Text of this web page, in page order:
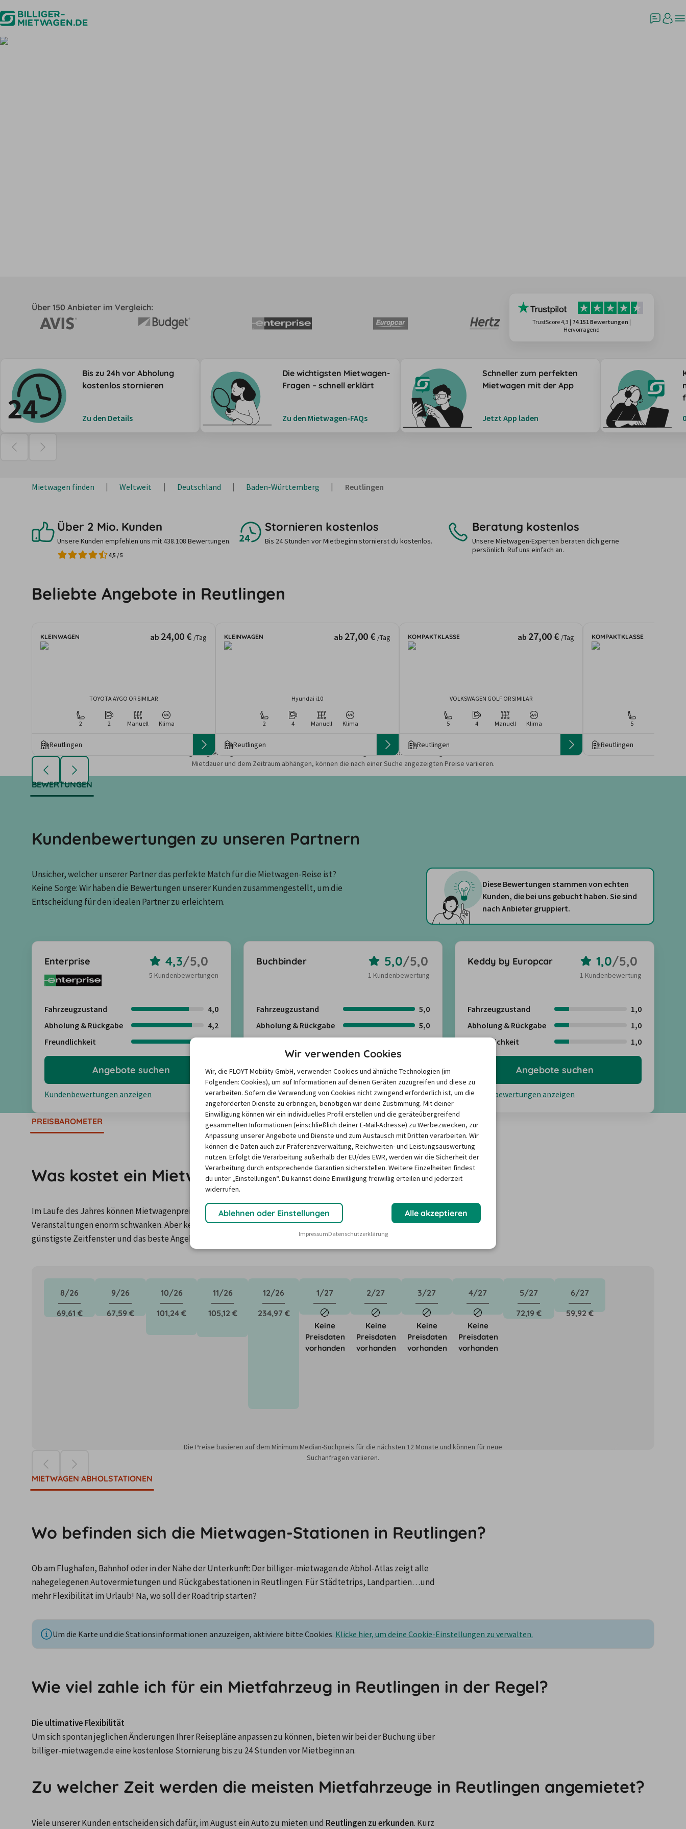
Über 150 Anbieter im Vergleich:
TrustScore 4,3 | 74.151 Bewertungen |
Hervorragend
Bis zu 24h vor Abholung
kostenlos stornieren
Zu den Details
Die wichtigsten Mietwagen-
Fragen – schnell erklärt
Zu den Mietwagen-FAQs
Schneller zum perfekten
Mietwagen mit der App
Jetzt App laden
Mietwagen finden Weltweit Deutschland Baden-Württemberg Reutlingen
Über 2 Mio. Kunden
Unsere Kunden empfehlen uns mit 438.108 Bewertungen.
4,5 /5
Stornieren kostenlos
Bis 24 Stunden vor Mietbeginn stornierst du kostenlos.
Beratung kostenlos
Unsere Mietwagen-Experten beraten dich gerne
persönlich. Ruf uns einfach an.
Beliebte Angebote in Reutlingen
KLEINWAGEN ab 24,00 € /Tag
TOYOTA AYGO OR SIMILAR
2 2 Manuell Klima
Reutlingen
KLEINWAGEN ab 27,00 € /Tag
Hyundai i10
2 4 Manuell Klima
Reutlingen
KOMPAKTKLASSE ab 27,00 € /Tag
VOLKSWAGEN GOLF OR SIMILAR
5 4 Manuell Klima
Reutlingen
KOMPAKTKLASSE
5
Reutlingen
Die angezeigten Angebote und Preise basieren auf den Suchergebnissen der letzten Tage. Da die Preise von der
Mietdauer und dem Zeitraum abhängen, können die nach einer Suche angezeigten Preise variieren.
BEWERTUNGEN
Kundenbewertungen zu unseren Partnern
Unsicher, welcher unserer Partner das perfekte Match für die Mietwagen-Reise ist?
Keine Sorge: Wir haben die Bewertungen unserer Kunden zusammengestellt, um die
Entscheidung für den idealen Partner zu erleichtern.
Diese Bewertungen stammen von echten
Kunden, die bei uns gebucht haben. Sie sind
nach Anbieter gruppiert.
Enterprise 4,3/5,0
5 Kundenbewertungen
Fahrzeugzustand
4,0
Abholung & Rückgabe
4,2
Freundlichkeit
Kundenbewertungen anzeigen
Angebote suchen
Buchbinder 5,0/5,0
1 Kundenbewertung
Fahrzeugzustand
5,0
Abholung & Rückgabe
5,0
Kundenbewertungen anzeigen
Angebote suchen
Keddy by Europcar 1,0/5,0
1 Kundenbewertung
Fahrzeugzustand
1,0
Abholung & Rückgabe
1,0
Freundlichkeit
1,0
Kundenbewertungen anzeigen
Angebote suchen
PREISBAROMETER
Was kostet ein Mietwagen in Reutlingen ?
Im Laufe des Jahres können Mietwagenpreise durch Faktoren wie saisonale Nachfrage, Feiertage oder lokale
Veranstaltungen enorm schwanken. Aber keine Panik: Unser Mietwagen-Preisbarometer hilft immer, das
günstigste Zeitfenster und das beste Angebot für den Mietwagen zu finden - versprochen!
8/26
69,61 €
9/26
67,59 €
10/26
101,24 €
11/26
105,12 €
12/26
234,97 €
1/27
Keine
Preisdaten
vorhanden
2/27
Keine
Preisdaten
vorhanden
3/27
Keine
Preisdaten
vorhanden
4/27
Keine
Preisdaten
vorhanden
5/27
72,19 €
6/27
59,92 €
Die Preise basieren auf dem Minimum Median-Suchpreis für die nächsten 12 Monate und können für neue
Suchanfragen variieren.
MIETWAGEN ABHOLSTATIONEN
Wo befinden sich die Mietwagen-Stationen in Reutlingen?
Ob am Flughafen, Bahnhof oder in der Nähe der Unterkunft: Der billiger-mietwagen.de Abhol-Atlas zeigt alle
nahegelegenen Autovermietungen und Rückgabestationen in Reutlingen. Für Städtetrips, Landpartien…und
mehr Flexibilität im Urlaub! Na, wo soll der Roadtrip starten?
Um die Karte und die Stationsinformationen anzuzeigen, aktiviere bitte Cookies. Klicke hier, um deine Cookie-Einstellungen zu verwalten.
Wie viel zahle ich für ein Mietfahrzeug in Reutlingen in der Regel?
Die ultimative Flexibilität
Um sich spontan jeglichen Änderungen Ihrer Reisepläne anpassen zu können, bieten wir bei der Buchung über
billiger-mietwagen.de eine kostenlose Stornierung bis zu 24 Stunden vor Mietbeginn an.
Zu welcher Zeit werden die meisten Mietfahrzeuge in Reutlingen angemietet?
Viele unserer Kunden entscheiden sich dafür, im August ein Auto zu mieten und Reutlingen zu erkunden. Kurz
Wir verwenden Cookies
Wir, die FLOYT Mobility GmbH, verwenden Cookies und ähnliche Technologien (im
Folgenden: Cookies), um auf Informationen auf deinen Geräten zuzugreifen und diese zu
verarbeiten. Sofern die Verwendung von Cookies nicht zwingend erforderlich ist, um die
angeforderten Dienste zu erbringen, benötigen wir deine Zustimmung. Mit deiner
Einwilligung können wir ein individuelles Profil erstellen und die geräteübergreifend
gesammelten Informationen (einschließlich deiner E-Mail-Adresse) zu Werbezwecken, zur
Anpassung unserer Angebote und Dienste und zum Austausch mit Dritten verarbeiten. Wir
können die Daten auch zur Präferenzverwaltung, Reichweiten- und Leistungsauswertung
nutzen. Erfolgt die Verarbeitung außerhalb der EU/des EWR, werden wir die Sicherheit der
Verarbeitung durch entsprechende Garantien sicherstellen. Weitere Einzelheiten findest
du unter „Einstellungen“. Du kannst deine Einwilligung freiwillig erteilen und jederzeit
widerrufen.
Ablehnen oder Einstellungen Alle akzeptieren
ImpressumDatenschutzerklärung